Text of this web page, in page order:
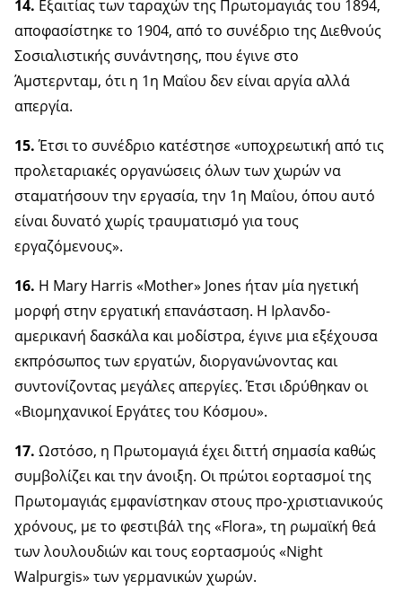
14. Εξαιτίας των ταραχών της Πρωτομαγιάς του 1894,
αποφασίστηκε το 1904, από το συνέδριο της Διεθνούς
Σοσιαλιστικής συνάντησης, που έγινε στο
Άμστερνταμ, ότι η 1η Μαΐου δεν είναι αργία αλλά
απεργία.
15.Έτσι το συνέδριο κατέστησε «υποχρεωτική από τις
προλεταριακές οργανώσεις όλων των χωρών να
σταματήσουν την εργασία, την 1η Μαΐου, όπου αυτό
είναι δυνατό χωρίς τραυματισμό για τους
εργαζόμενους».
16. Η Mary Harris «Mother» Jones ήταν μία ηγετική
μορφή στην εργατική επανάσταση. Η Ιρλανδο-
αμερικανή δασκάλα και μοδίστρα, έγινε μια εξέχουσα
εκπρόσωπος των εργατών, διοργανώνοντας και
συντονίζοντας μεγάλες απεργίες. Έτσι ιδρύθηκαν οι
«Βιομηχανικοί Εργάτες του Κόσμου».
17. Ωστόσο, η Πρωτομαγιά έχει διττή σημασία καθώς
συμβολίζει και την άνοιξη. Οι πρώτοι εορτασμοί της
Πρωτομαγιάς εμφανίστηκαν στους προ-χριστιανικούς
χρόνους, με το φεστιβάλ της «Flora», τη ρωμαϊκή θεά
των λουλουδιών και τους εορτασμούς «Night
Walpurgis» των γερμανικών χωρών.